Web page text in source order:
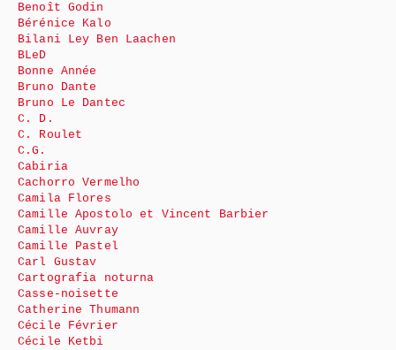
Benoît Godin
Bérénice Kalo
Bilani Ley Ben Laachen
BLeD
Bonne Année
Bruno Dante
Bruno Le Dantec
C. D.
C. Roulet
C.G.
Cabiria
Cachorro Vermelho
Camila Flores
Camille Apostolo et Vincent Barbier
Camille Auvray
Camille Pastel
Carl Gustav
Cartografia noturna
Casse-noisette
Catherine Thumann
Cécile Février
Cécile Ketbi